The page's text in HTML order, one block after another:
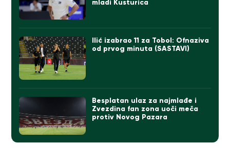
mladi Kusturica
Ilić izabrao 11 za Tobol: Ofnaziva
od prvog minuta (SASTAVI)
Besplatan ulaz za najmlađe i
Zvezdina fan zona uoči meča
protiv Novog Pazara